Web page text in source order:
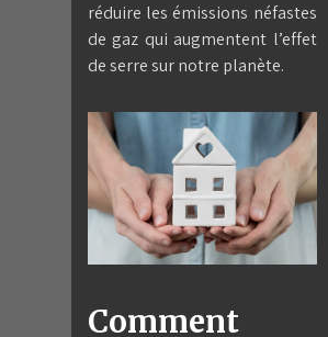
réduire les émissions néfastes
de gaz qui augmentent l’effet
de serre sur notre planète.
Comment